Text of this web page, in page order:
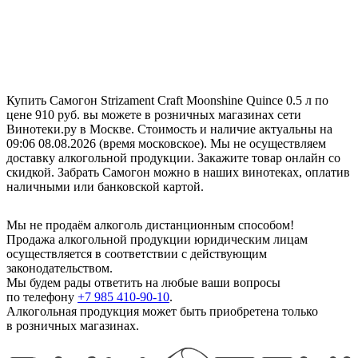
Купить Самогон Strizament Craft Moonshine Quince 0.5 л по
цене 910 руб. вы можете в розничных магазинах сети
Винотеки.ру в Москве. Стоимость и наличие актуальны на
09:06 08.08.2026 (время московское). Мы не осуществляем
доставку алкогольной продукции. Закажите товар онлайн со
скидкой. Забрать Самогон можно в наших винотеках, оплатив
наличными или банковской картой.
Мы не продаём алкоголь дистанционным способом!
Продажа алкогольной продукции юридическим лицам
осуществляется в соответствии с действующим
законодательством.
Мы будем рады ответить на любые ваши вопросы
по телефону +7 985 410-90-10.
Алкогольная продукция может быть приобретена только
в розничных магазинах.